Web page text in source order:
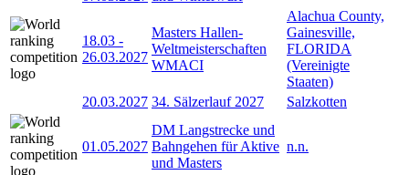
18.03 -
26.03.2027
Masters Hallen-
Weltmeisterschaften
WMACI
Alachua County,
Gainesville,
FLORIDA
(Vereinigte
Staaten)
20.03.2027 34. Sälzerlauf 2027 Salzkotten
01.05.2027
DM Langstrecke und
Bahngehen für Aktive
und Masters
n.n.